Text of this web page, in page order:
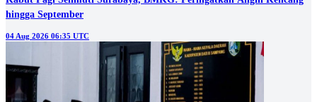
hingga September
04 Aug 2026 06:35 UTC